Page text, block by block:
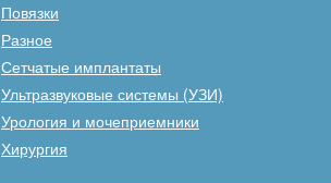
Повязки
Разное
Сетчатые имплантаты
Ультразвуковые системы (УЗИ)
Урология и мочеприемники
Хирургия